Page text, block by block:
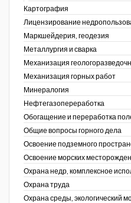
Картография
Лицензирование
Маркшейдерия, геодезия
Металлургия и сварка
Механизация
Механизация горных работ
Минералогия
Нефтегазопереработка
Обогащение и переработка
Общие вопросы горного дела
Освоение подземного
Освоение морских
Охрана недр, комплексное
Охрана труда
Охрана среды, экологический